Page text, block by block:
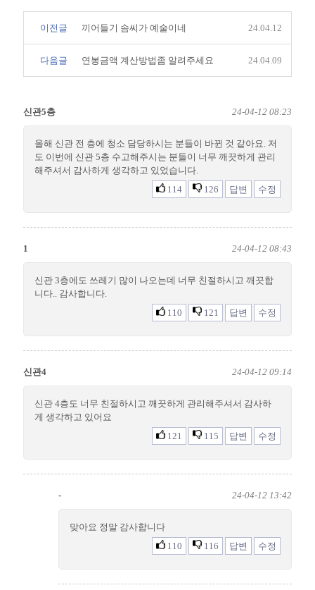
이전글 끼어들기 솜씨가 예술이네 24.04.12
다음글 연봉금액 계산방법좀 알려주세요 24.04.09
신관5층 24-04-12 08:23
올해 신관 전 층에 청소 담당하시는 분들이 바뀐 것 같아요. 저
도 이번에 신관 5층 수고해주시는 분들이 너무 깨끗하게 관리
해주셔서 감사하게 생각하고 있었습니다.
114
126 답변 수정
1 24-04-12 08:43
신관 3층에도 쓰레기 많이 나오는데 너무 친절하시고 깨끗합
니다.. 감사합니다.
110
121 답변 수정
신관4 24-04-12 09:14
신관 4층도 너무 친절하시고 깨끗하게 관리해주셔서 감사하
게 생각하고 있어요
121
115 답변 수정
- 24-04-12 13:42
맞아요 정말 감사합니다
110
116 답변 수정